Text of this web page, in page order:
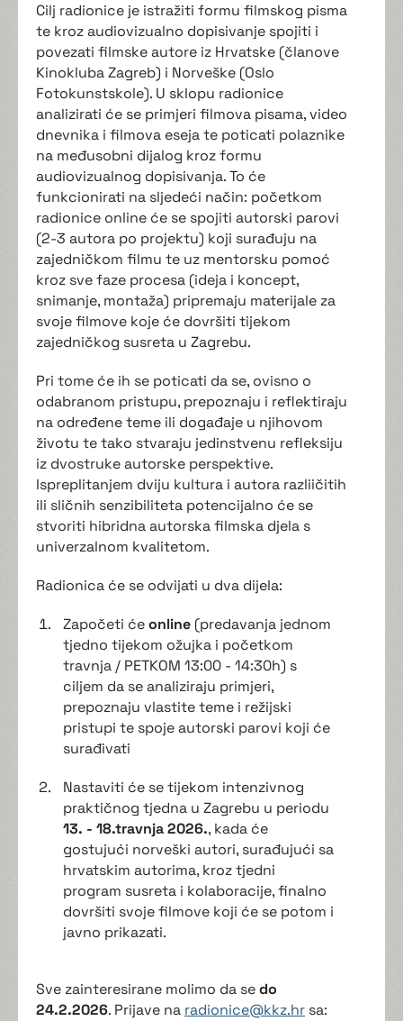
Cilj radionice je istražiti formu filmskog pisma
te kroz audiovizualno dopisivanje spojiti i
povezati filmske autore iz Hrvatske (članove
Kinokluba Zagreb) i Norveške (Oslo
Fotokunstskole). U sklopu radionice
analizirati će se primjeri filmova pisama, video
dnevnika i filmova eseja te poticati polaznike
na međusobni dijalog kroz formu
audiovizualnog dopisivanja. To će
funkcionirati na sljedeći način: početkom
radionice online će se spojiti autorski parovi
(2-3 autora po projektu) koji surađuju na
zajedničkom filmu te uz mentorsku pomoć
kroz sve faze procesa (ideja i koncept,
snimanje, montaža) pripremaju materijale za
svoje filmove koje će dovršiti tijekom
zajedničkog susreta u Zagrebu.
Pri tome će ih se poticati da se, ovisno o
odabranom pristupu, prepoznaju i reflektiraju
na određene teme ili događaje u njihovom
životu te tako stvaraju jedinstvenu refleksiju
iz dvostruke autorske perspektive.
Ispreplitanjem dviju kultura i autora razliičitih
ili sličnih senzibiliteta potencijalno će se
stvoriti hibridna autorska filmska djela s
univerzalnom kvalitetom.
Radionica će se odvijati u dva dijela:
Započeti ćeonline (predavanja jednom
tjedno tijekom ožujka i početkom
travnja / PETKOM 13:00 - 14:30h) s
ciljem da se analiziraju primjeri,
prepoznaju vlastite teme i režijski
pristupi te spoje autorski parovi koji će
surađivati
Nastaviti će se tijekom intenzivnog
praktičnog tjedna u Zagrebu u periodu
13. - 18.travnja 2026., kada će
gostujući norveški autori, surađujući sa
hrvatskim autorima, kroz tjedni
program susreta i kolaboracije, finalno
dovršiti svoje filmove koji će se potom i
javno prikazati.
Sve zainteresirane molimo da sedo
24.2.2026. Prijave na radionice@kkz.hr sa: